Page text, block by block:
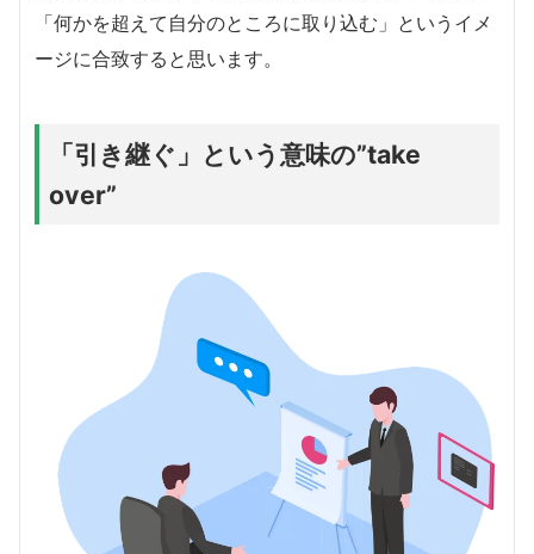
「何かを超えて自分のところに取り込む」というイメ
ージに合致すると思います。
「引き継ぐ」という意味の”take
over”